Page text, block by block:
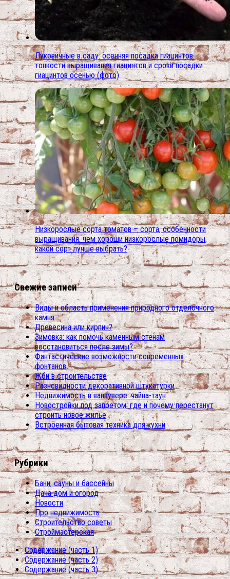
Луковичные в саду: осенняя посадка гиацинтов.
тонкости выращивания гиацинтов и сроки посадки
гиацинтов осенью (фото)
Низкорослые сорта томатов – сорта, особенности
выращивания. чем хороши низкорослые помидоры,
какой сорт лучше выбрать?
Свежие записи
Виды и область применения природного отделочного
камня
Древесина или кирпич?
Зимовка: как помочь каменным стенам
восстановиться после зимы?
Фантастические возможности современных
фонтанов
Жби в строительстве
Разновидности декоративной штукатурки
Недвижимость в ванкувере: чайна-таун
Новостройки под запретом: где и почему перестанут
строить новое жилье
Встроенная бытовая техника для кухни
Рубрики
Бани, сауны и бассейны
Дача дом и огород
Новости
Про недвижимость
Строительство советы
Строймастерская
Содержание (часть 1)
Содержание (часть 2)
Содержание (часть 3)